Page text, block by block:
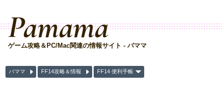
Pamama
ゲーム攻略＆PC/Mac関連の情報サイト - パママ
パママ FF14攻略＆情報 FF14 便利手帳